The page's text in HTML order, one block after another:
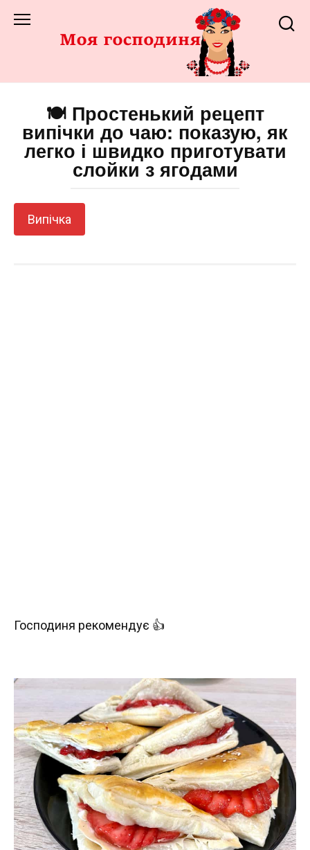
до
🍽️ Простенький рецепт
випічки до чаю: показую, як
легко і швидко приготувати
слойки з ягодами
Випічка
Господиня рекомендує 👍